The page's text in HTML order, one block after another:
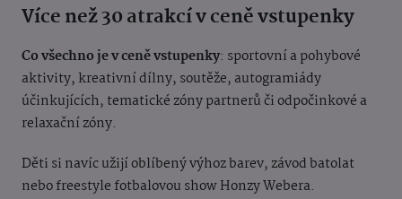
Více než 30 atrakcí v ceně vstupenky
Co všechno je v ceně vstupenky: sportovní a pohybové
aktivity, kreativní dílny, soutěže, autogramiády
účinkujících, tematické zóny partnerů či odpočinkové a
relaxační zóny.
Děti si navíc užijí oblíbený výhoz barev, závod batolat
nebo freestyle fotbalovou show Honzy Webera.